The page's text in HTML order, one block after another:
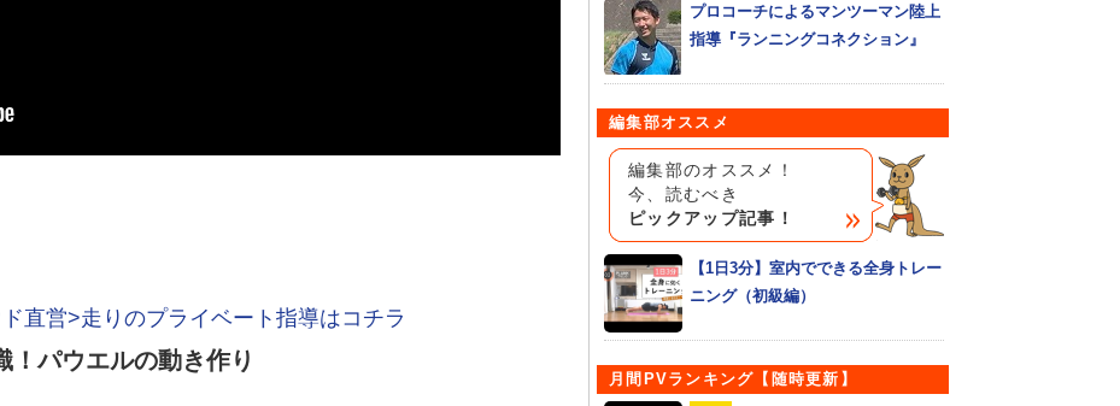
直営>走りのプライベート指導はコチラ
！パウエルの動き作り
プロコーチによるマンツーマン陸上
指導『ランニングコネクション』
編集部オススメ
編集部のオススメ！
今、読むべき
ピックアップ記事！
【1日3分】室内でできる全身トレー
ニング（初級編）
月間PVランキング【随時更新】